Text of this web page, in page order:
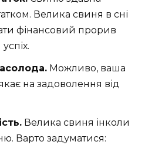
Велика свиня в сні
фінансовий прорив
Можливо, ваша
на задоволення від
Велика свиня інколи
Варто задуматися: